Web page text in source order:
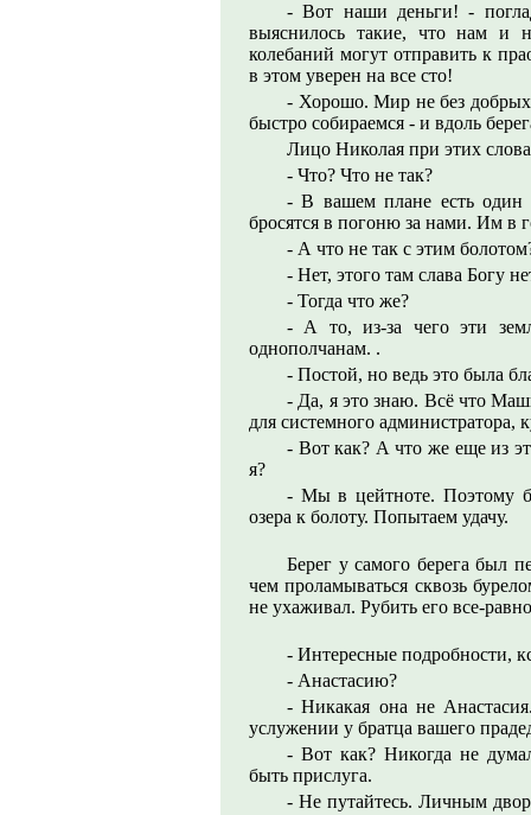
- Вот наши деньги! -
выяснилось такие, что нам и
колебаний могут отправить к
в этом уверен на все сто!
- Хорошо. Мир не без добрых
быстро собираемся - и вдоль
Лицо Николая при этих
- Что? Что не так?
- В вашем плане есть один
бросятся в погоню за нами. Им в
- А что не так с этим
- Нет, этого там слава Богу
- Тогда что же?
- А то, из-за чего эти
однополчанам. .
- Постой, но ведь это была
- Да, я это знаю. Всё что
для системного администратора,
- Вот как? А что же еще из
я?
- Мы в цейтноте. Поэтому
озера к болоту. Попытаем удачу.
Берег у самого берега был
чем проламываться сквозь
не ухаживал. Рубить его все-
- Интересные подробности,
- Анастасию?
- Никакая она не
услужении у братца вашего
- Вот как? Никогда не
быть прислуга.
- Не путайтесь. Личным